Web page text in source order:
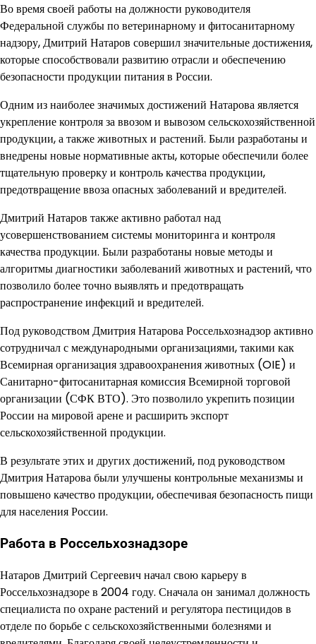
Во время своей работы на должности руководителя
Федеральной службы по ветеринарному и фитосанитарному
надзору, Дмитрий Натаров совершил значительные достижения,
которые способствовали развитию отрасли и обеспечению
безопасности продукции питания в России.
Одним из наиболее значимых достижений Натарова является
укрепление контроля за ввозом и вывозом сельскохозяйственной
продукции, а также животных и растений. Были разработаны и
внедрены новые нормативные акты, которые обеспечили более
тщательную проверку и контроль качества продукции,
предотвращение ввоза опасных заболеваний и вредителей.
Дмитрий Натаров также активно работал над
усовершенствованием системы мониторинга и контроля
качества продукции. Были разработаны новые методы и
алгоритмы диагностики заболеваний животных и растений, что
позволило более точно выявлять и предотвращать
распространение инфекций и вредителей.
Под руководством Дмитрия Натарова Россельхознадзор активно
сотрудничал с международными организациями, такими как
Всемирная организация здравоохранения животных (OIE) и
Санитарно-фитосанитарная комиссия Всемирной торговой
организации (СФК ВТО). Это позволило укрепить позиции
России на мировой арене и расширить экспорт
сельскохозяйственной продукции.
В результате этих и других достижений, под руководством
Дмитрия Натарова были улучшены контрольные механизмы и
повышено качество продукции, обеспечивая безопасность пищи
для населения России.
Работа в Россельхознадзоре
Натаров Дмитрий Сергеевич начал свою карьеру в
Россельхознадзоре в 2004 году. Сначала он занимал должность
специалиста по охране растений и регулятора пестицидов в
отделе по борьбе с сельскохозяйственными болезнями и